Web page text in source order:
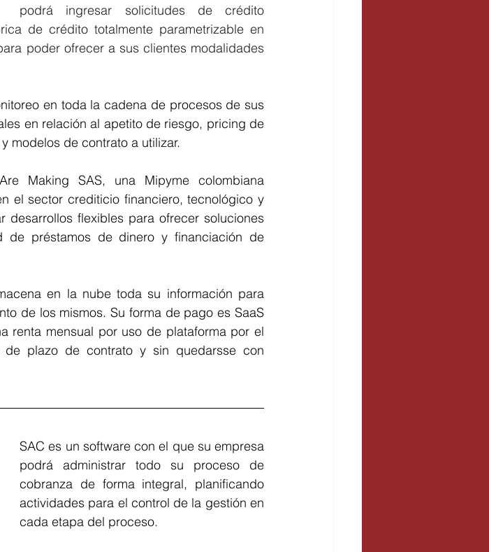
podrá ingresar solicitudes de crédito
de crédito totalmente parametrizable en
poder ofrecer a sus clientes modalidades
en toda la cadena de procesos de sus
en relación al apetito de riesgo, pricing de
modelos de contrato a utilizar.
Making SAS, una Mipyme colombiana
el sector crediticio financiero, tecnológico y
desarrollos flexibles para ofrecer soluciones
préstamos de dinero y financiación de
en la nube toda su información para
de los mismos. Su forma de pago es SaaS
renta mensual por uso de plataforma por el
plazo de contrato y sin quedarsse con
SAC es un software con el que su empresa
podrá administrar todo su proceso de
cobranza de forma integral, planificando
actividades para el control de la gestión en
cada etapa del proceso.